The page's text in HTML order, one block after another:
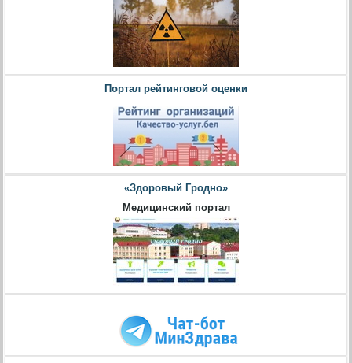
Портал рейтинговой оценки
«Здоровый Гродно»
Медицинский портал